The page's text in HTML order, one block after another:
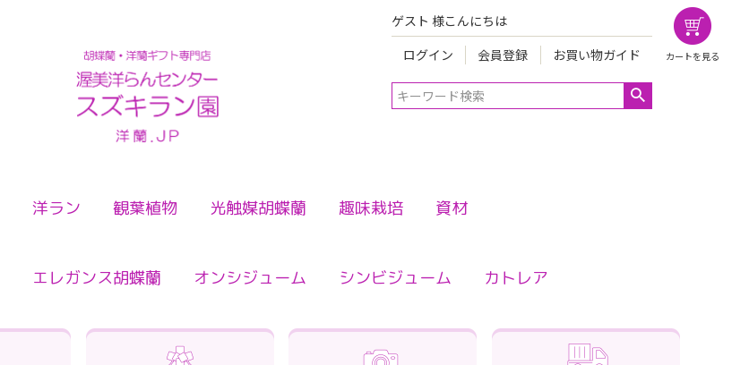
ゲスト 様こんにちは
ログイン
会員登録 お買い物ガイド カートを見る
検索
洋ラン 観葉植物 光触媒胡蝶蘭 趣味栽培 資材
エレガンス胡蝶蘭 オンシジューム シンビジューム カトレア